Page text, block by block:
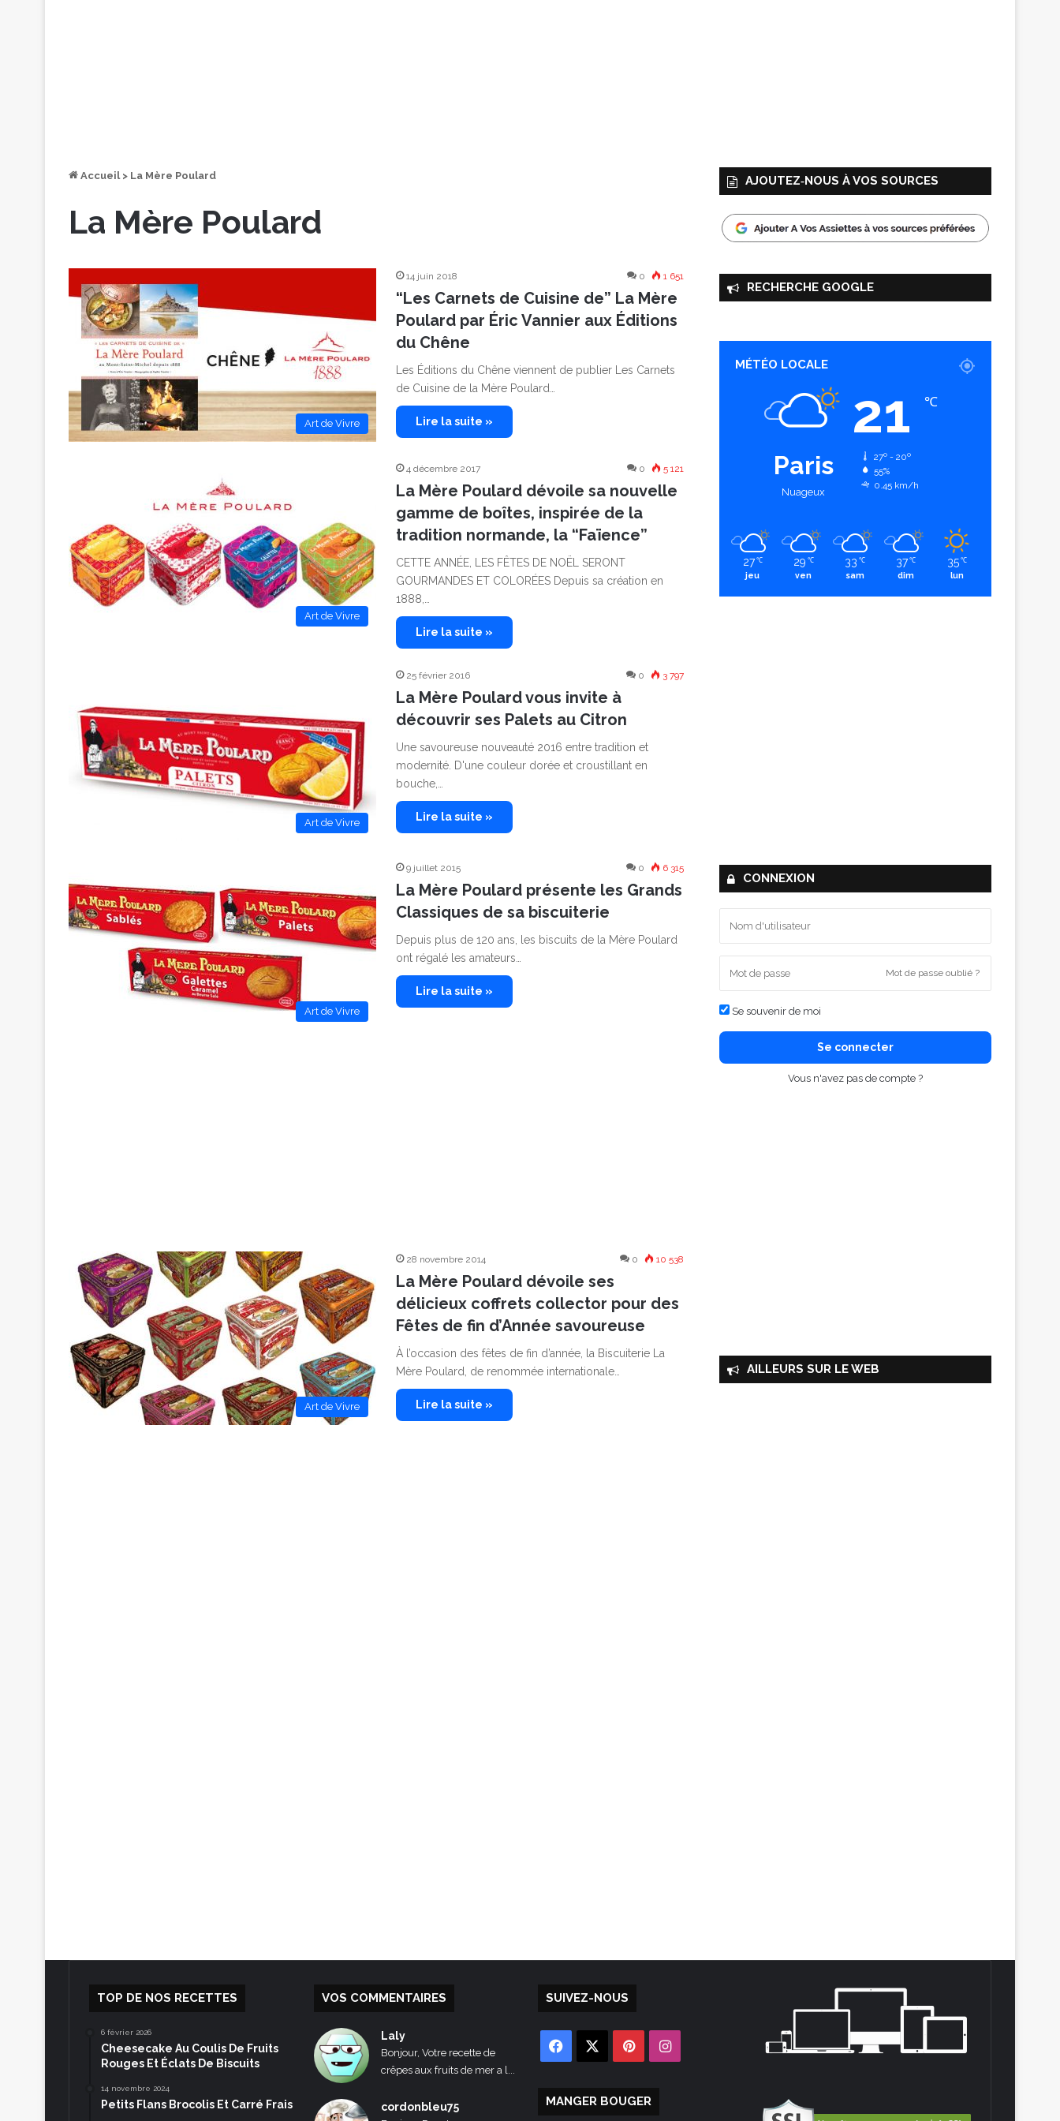
Accueil > La Mère Poulard
La Mère Poulard
Art de Vivre
14 juin 2018 0 1 651
“Les Carnets de Cuisine de” La Mère
Poulard par Éric Vannier aux Éditions
du Chêne
Les Éditions du Chêne viennent de publier Les Carnets
de Cuisine de la Mère Poulard…
Lire la suite »
Art de Vivre
4 décembre 2017 0 5 121
La Mère Poulard dévoile sa nouvelle
gamme de boîtes, inspirée de la
tradition normande, la “Faïence”
CETTE ANNÉE, LES FÊTES DE NOËL SERONT
GOURMANDES ET COLORÉES Depuis sa création en
1888,…
Lire la suite »
Art de Vivre
25 février 2016 0 3 797
La Mère Poulard vous invite à
découvrir ses Palets au Citron
Une savoureuse nouveauté 2016 entre tradition et
modernité. D'une couleur dorée et croustillant en
bouche,…
Lire la suite »
Art de Vivre
9 juillet 2015 0 6 315
La Mère Poulard présente les Grands
Classiques de sa biscuiterie
Depuis plus de 120 ans, les biscuits de la Mère Poulard
ont régalé les amateurs…
Lire la suite »
Art de Vivre
28 novembre 2014 0 10 538
La Mère Poulard dévoile ses
délicieux coffrets collector pour des
Fêtes de fin d’Année savoureuse
À l’occasion des fêtes de fin d’année, la Biscuiterie La
Mère Poulard, de renommée internationale…
Lire la suite »
AJOUTEZ‑NOUS À VOS SOURCES
RECHERCHE GOOGLE
MÉTÉO LOCALE
Paris
Nuageux
21 ℃
27º - 20º
55%
0.45 km/h
27 ℃
jeu
29 ℃
ven
33 ℃
sam
37 ℃
dim
35 ℃
lun
CONNEXION
Mot de passe oublié ?
Se souvenir de moi
Se connecter
Vous n'avez pas de compte ?
AILLEURS SUR LE WEB
TOP DE NOS RECETTES
6 février 2026
Cheesecake Au Coulis De Fruits
Rouges Et Éclats De Biscuits
14 novembre 2024
Petits Flans Brocolis Et Carré Frais
VOS COMMENTAIRES
Laly
Bonjour, Votre recette de
crêpes aux fruits de mer a l...
cordonbleu75
SUIVEZ-NOUS
Facebook PinterestInstagram
MANGER BOUGER